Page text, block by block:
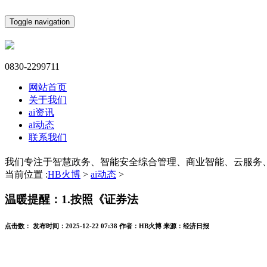
Toggle navigation
0830-2299711
网站首页
关于我们
ai资讯
ai动态
联系我们
我们专注于智慧政务、智能安全综合管理、商业智能、云服务
当前位置 :HB火博 > ai动态 >
温暖提醒：1.按照《证券法
点击数： 发布时间： 2025-12-22 07:38 作者： HB火博 来源： 经济日报